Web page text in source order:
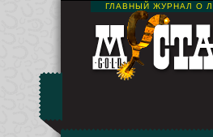
ГЛАВНЫЙ ЖУРНАЛ О